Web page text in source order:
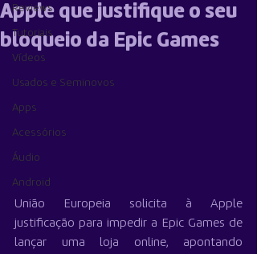
Reviews
Tutoriais
Vídeos
Usados e Seminovos
Apps
Acessórios
Áudio
Android
Apple que justifique o seu
bloqueio da Epic Games
União Europeia solicita à Apple
justificação para impedir a Epic Games de
lançar uma loja online, apontando